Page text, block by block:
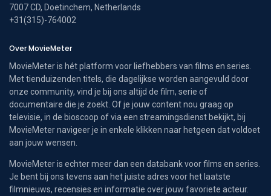
7007 CD, Doetinchem, Netherlands
+31(315)-764002
Over MovieMeter
MovieMeter is hét platform voor liefhebbers van films en series.
Met tienduizenden titels, die dagelijkse worden aangevuld door
onze community, vind je bij ons altijd de film, serie of
documentaire die je zoekt. Of je jouw content nou graag op
televisie, in de bioscoop of via een streamingsdienst bekijkt, bij
MovieMeter navigeer je in enkele klikken naar hetgeen dat voldoet
aan jouw wensen.
MovieMeter is echter meer dan een databank voor films en series.
Je bent bij ons tevens aan het juiste adres voor het laatste
filmnieuws, recensies en informatie over jouw favoriete acteur.